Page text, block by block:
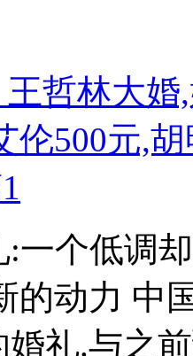
一个低调
的动力 中
婚礼.与之